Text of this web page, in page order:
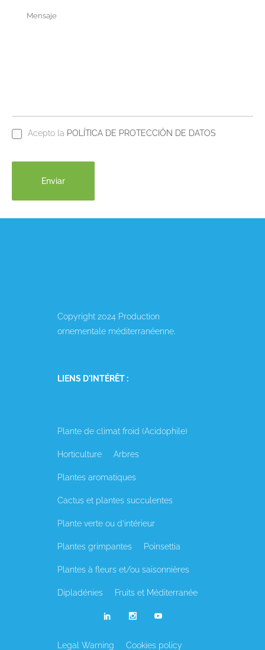
Acepto la POLÍTICA DE PROTECCIÓN DE DATOS
Copyright 2024 Production
ornementale méditerranéenne.
LIENS D'INTÉRÊT :
Plante de climat froid (Acidophile)
Horticulture Arbres
Plantes aromatiques
Cactus et plantes succulentes
Plante verte ou d’intérieur
Plantes grimpantes Poinsettia
Plantes à fleurs et/ou saisonnières
Dipladénies Fruits et Méditerranée
Legal Warning Cookies policy